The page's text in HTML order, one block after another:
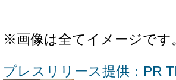
※画像は全てイメージです
プレスリリース提供：PR